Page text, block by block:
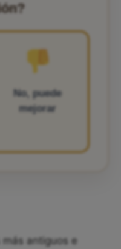
No, puede
mejorar
más antiguos e